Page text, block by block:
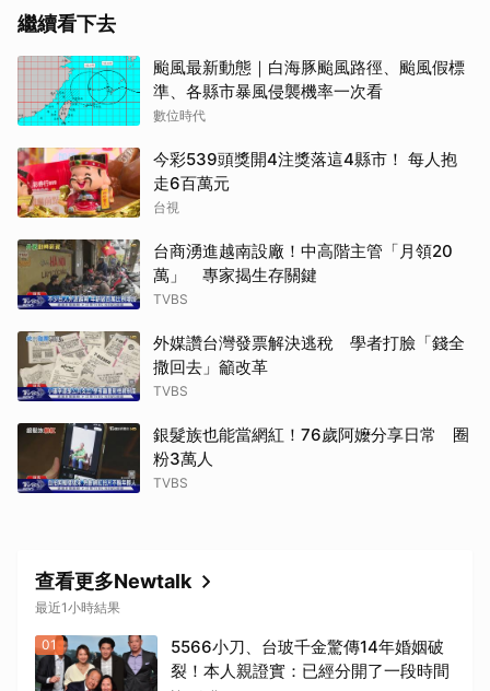
繼續看下去
颱風最新動態｜白海豚颱風路徑、颱風假標
準、各縣市暴風侵襲機率一次看
數位時代
今彩539頭獎開4注獎落這4縣市！ 每人抱
走6百萬元
台視
台商湧進越南設廠！中高階主管「月領20
萬」 專家揭生存關鍵
TVBS
外媒讚台灣發票解決逃稅 學者打臉「錢全
撒回去」籲改革
TVBS
銀髮族也能當網紅！76歲阿嬤分享日常 圈
粉3萬人
TVBS
查看更多Newtalk
最近1小時結果
01
5566小刀、台玻千金驚傳14年婚姻破
裂！本人親證實：已經分開了一段時間